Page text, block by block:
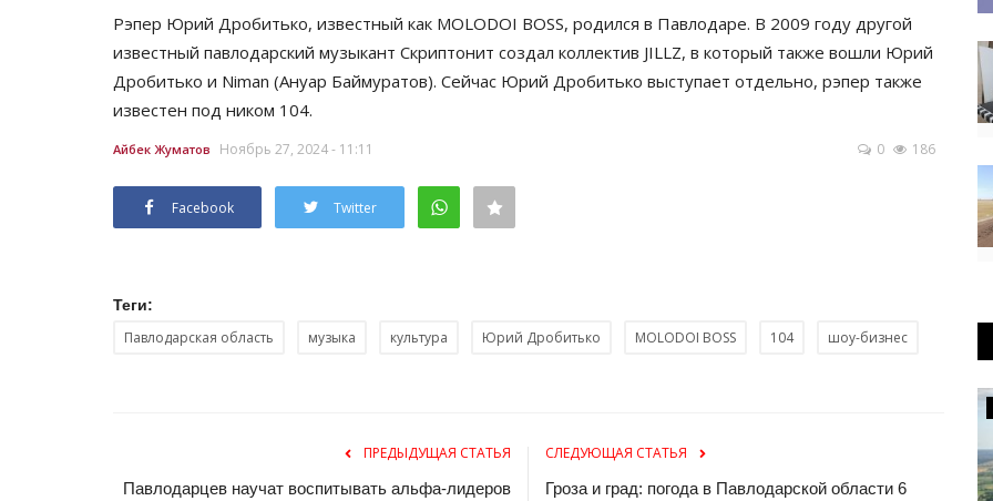
Рэпер Юрий Дробитько, известный как MOLODOI BOSS, родился в Павлодаре. В 2009 году другой
известный павлодарский музыкант Скриптонит создал коллектив JILLZ, в который также вошли Юрий
Дробитько и Niman (Ануар Баймуратов). Сейчас Юрий Дробитько выступает отдельно, рэпер также
известен под ником 104.
Айбек Жуматов Ноябрь 27, 2024 - 11:11 0 186
Facebook Twitter
Теги:
Павлодарская область музыка культура Юрий Дробитько MOLODOI BOSS 104 шоу-бизнес
ПРЕДЫДУЩАЯ СТАТЬЯ
Павлодарцев научат воспитывать альфа-лидеров
СЛЕДУЮЩАЯ СТАТЬЯ
Гроза и град: погода в Павлодарской области 6